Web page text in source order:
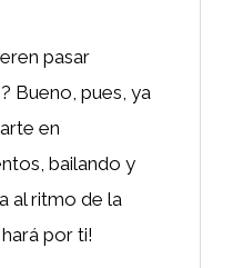
pasar
Bueno, pues, ya
en
bailando y
al ritmo de la
por ti!